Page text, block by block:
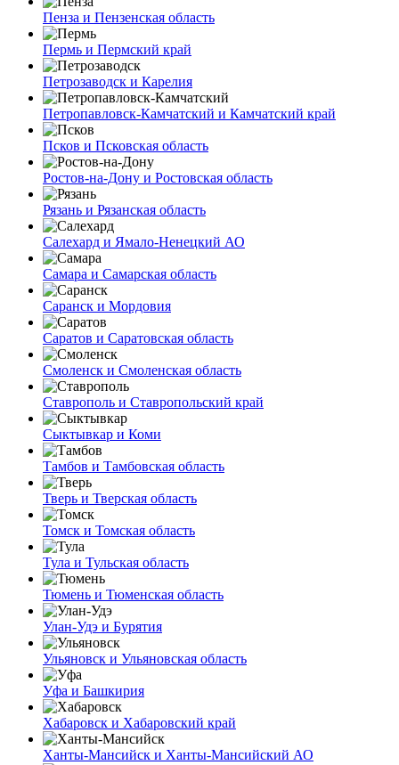
Пенза и Пензенская область
Пермь и Пермский край
Петрозаводск и Карелия
Петропавловск-Камчатский и Камчатский край
Псков и Псковская область
Ростов-на-Дону и Ростовская область
Рязань и Рязанская область
Салехард и Ямало-Ненецкий АО
Самара и Самарская область
Саранск и Мордовия
Саратов и Саратовская область
Смоленск и Смоленская область
Ставрополь и Ставропольский край
Сыктывкар и Коми
Тамбов и Тамбовская область
Тверь и Тверская область
Томск и Томская область
Тула и Тульская область
Тюмень и Тюменская область
Улан-Удэ и Бурятия
Ульяновск и Ульяновская область
Уфа и Башкирия
Хабаровск и Хабаровский край
Ханты-Мансийск и Ханты-Мансийский АО